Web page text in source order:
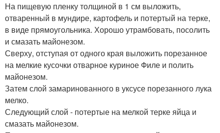
На пищевую пленку толщиной в 1 см выложить,
отваренный в мундире, картофель и потертый на терке,
в виде прямоугольника. Хорошо утрамбовать, посолить
и смазать майонезом.
Сверху, отступая от одного края выложить порезанное
на мелкие кусочки отварное куриное Филе и полить
майонезом.
Затем слой замаринованного в уксусе порезанного лука
мелко.
Следующий слой - потертые на мелкой терке яйца и
смазать майонезом.